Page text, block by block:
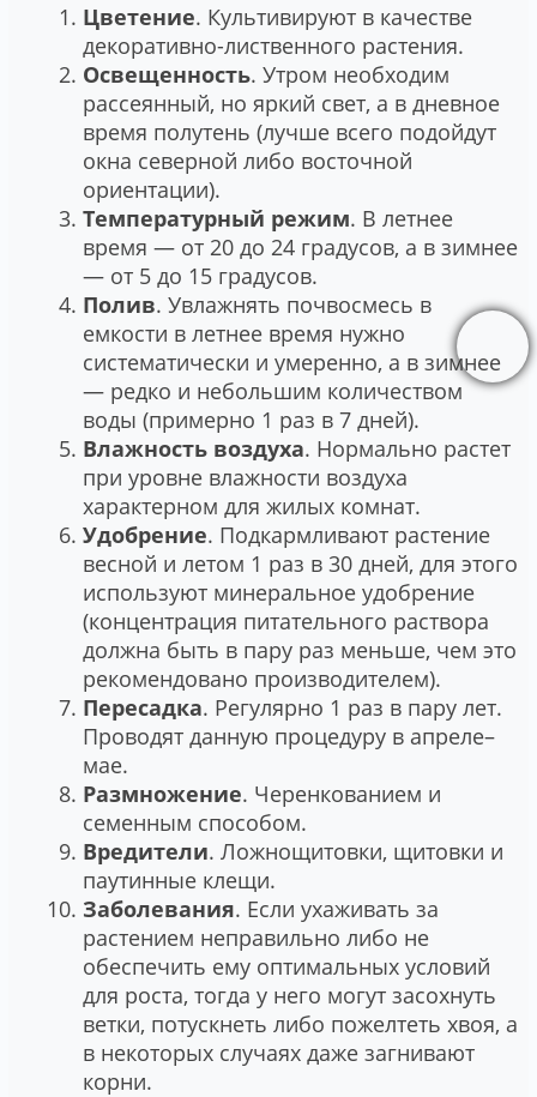
Цветение. Культивируют в качестве
декоративно-лиственного растения.
Освещенность. Утром необходим
рассеянный, но яркий свет, а в дневное
время полутень (лучше всего подойдут
окна северной либо восточной
ориентации).
Температурный режим. В летнее
время ― от 20 до 24 градусов, а в зимнее
― от 5 до 15 градусов.
Полив. Увлажнять почвосмесь в
емкости в летнее время нужно
систематически и умеренно, а в зимнее
― редко и небольшим количеством
воды (примерно 1 раз в 7 дней).
Влажность воздуха. Нормально растет
при уровне влажности воздуха
характерном для жилых комнат.
Удобрение. Подкармливают растение
весной и летом 1 раз в 30 дней, для этого
используют минеральное удобрение
(концентрация питательного раствора
должна быть в пару раз меньше, чем это
рекомендовано производителем).
Пересадка. Регулярно 1 раз в пару лет.
Проводят данную процедуру в апреле–
мае.
Размножение. Черенкованием и
семенным способом.
Вредители. Ложнощитовки, щитовки и
паутинные клещи.
Заболевания. Если ухаживать за
растением неправильно либо не
обеспечить ему оптимальных условий
для роста, тогда у него могут засохнуть
ветки, потускнеть либо пожелтеть хвоя, а
в некоторых случаях даже загнивают
корни.